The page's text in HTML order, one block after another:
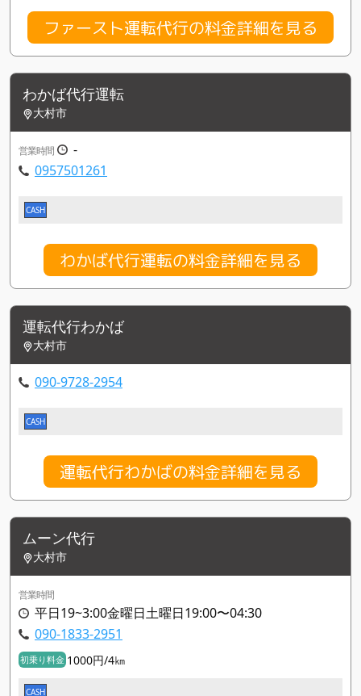
ファースト運転代行の料金詳細を見る
わかば代行運転
大村市
営業時間
-
0957501261
CASH
わかば代行運転の料金詳細を見る
運転代行わかば
大村市
090-9728-2954
CASH
運転代行わかばの料金詳細を見る
ムーン代行
大村市
営業時間
平日19~3:00金曜日土曜日19:00〜04:30
090-1833-2951
初乗り料金 1000円/4㎞
CASH